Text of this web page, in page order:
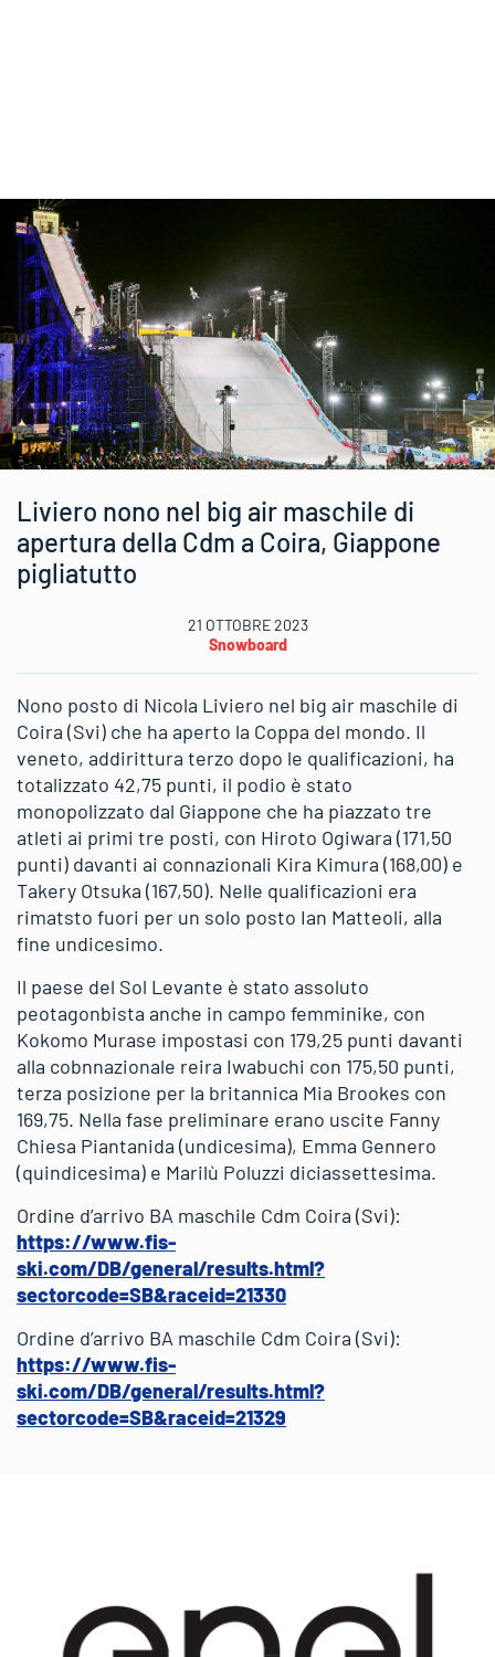
Liviero nono nel big air maschile di
apertura della Cdm a Coira, Giappone
pigliatutto
21 OTTOBRE 2023
Snowboard
Nono posto di Nicola Liviero nel big air maschile di
Coira (Svi) che ha aperto la Coppa del mondo. Il
veneto, addirittura terzo dopo le qualificazioni, ha
totalizzato 42,75 punti, il podio è stato
monopolizzato dal Giappone che ha piazzato tre
atleti ai primi tre posti, con Hiroto Ogiwara (171,50
punti) davanti ai connazionali Kira Kimura (168,00) e
Takery Otsuka (167,50). Nelle qualificazioni era
rimatsto fuori per un solo posto Ian Matteoli, alla
fine undicesimo.
Il paese del Sol Levante è stato assoluto
peotagonbista anche in campo femminike, con
Kokomo Murase impostasi con 179,25 punti davanti
alla cobnnazionale reira Iwabuchi con 175,50 punti,
terza posizione per la britannica Mia Brookes con
169,75. Nella fase preliminare erano uscite Fanny
Chiesa Piantanida (undicesima), Emma Gennero
(quindicesima) e Marilù Poluzzi diciassettesima.
Ordine d’arrivo BA maschile Cdm Coira (Svi):
https://www.fis-
ski.com/DB/general/results.html?
sectorcode=SB&raceid=21330
Ordine d’arrivo BA maschile Cdm Coira (Svi):
https://www.fis-
ski.com/DB/general/results.html?
sectorcode=SB&raceid=21329